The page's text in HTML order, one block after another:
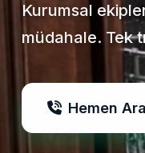
Kurumsal
müdahale. Tek
Hemen Ara